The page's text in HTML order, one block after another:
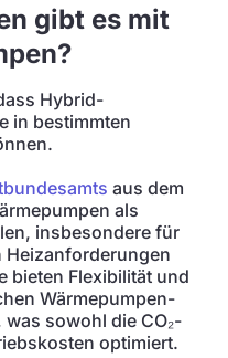
gibt es mit
Hybrid-
in bestimmten
aus dem
als
insbesondere für
Heizanforderungen
bieten Flexibilität und
Wärmepumpen-
sowohl die CO₂-
optimiert.